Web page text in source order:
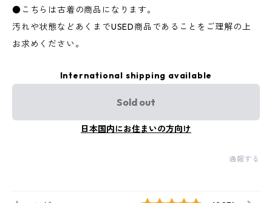
●こちらは古着の商品になります。
汚れや状態などあくまでUSED商品であることをご理解の上
お求めください。
International shipping available
Sold out
日本国内にお住まいの方向け
通報する